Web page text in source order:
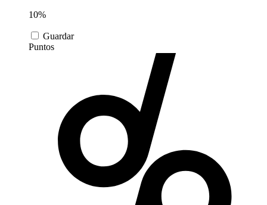
10%
Guardar
Puntos